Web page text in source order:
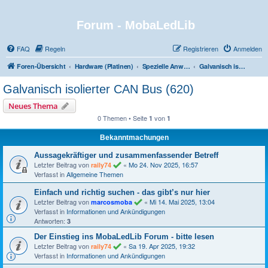
Forum - MobaLedLib
FAQ Regeln Anmelden
Registrieren
Foren-Übersicht Hardware (Platinen) Spezielle Anwendungen und Highlights Galvanisch isolierter CAN Bus (620)
Galvanisch isolierter CAN Bus (620)
Neues Thema
0 Themen • Seite 1 von 1
Bekanntmachungen
Aussagekräftiger und zusammenfassender Betreff
Letzter Beitrag von raily74 « Mo 24. Nov 2025, 16:57
Verfasst inAllgemeine Themen
Einfach und richtig suchen - das gibt’s nur hier
Letzter Beitrag von marcosmoba « Mi 14. Mai 2025, 13:04
Verfasst in Informationen und Ankündigungen
Antworten: 3
Der Einstieg ins MobaLedLib Forum - bitte lesen
Letzter Beitrag von raily74 « Sa 19. Apr 2025, 19:32
Verfasst in Informationen und Ankündigungen